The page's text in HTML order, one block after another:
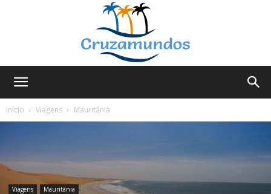
Início
Viagens Mauritânia
Viagens Mauritânia